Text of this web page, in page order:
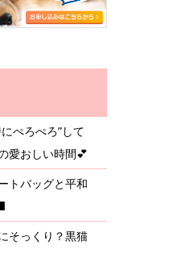
ぺろぺろ”して
愛おしい時間💕
トバッグと平和
そっくり？黒猫